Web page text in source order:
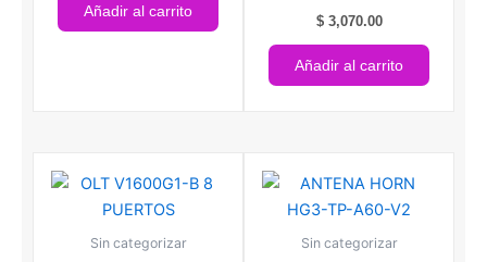
Añadir al carrito
$3,070.00
Añadir al carrito
Sin categorizar Sin categorizar